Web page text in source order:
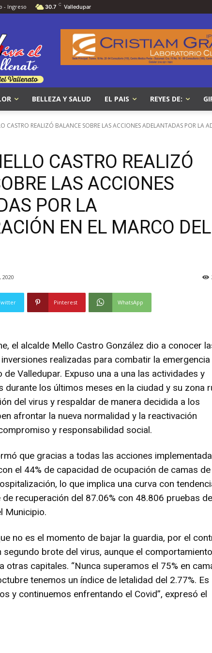
- Ingreso 30.7 C Valledupar
BELLEZA Y SALUD EL PAIS REYES DE:
CASTRO REALIZÓ BALANCE SOBRE LAS ACCIONES ADELANTADAS POR LA
CASTRO REALIZÓ
LAS ACCIONES
POR LA
EN EL MARCO DEL
Pinterest WhatsApp
el alcalde Mello Castro González dio a conocer
realizadas para combatir la emergencia
de Valledupar. Expuso una a una las actividades y
durante los últimos meses en la ciudad y su zona
del virus y respaldar de manera decidida a los
afrontar la nueva normalidad y la reactivación
y responsabilidad social.
que gracias a todas las acciones
el 44% de capacidad de ocupación de camas de
lo que implica una curva con
recuperación del 87.06% con 48.806 pruebas
Municipio.
no es el momento de bajar la guardia, por el
brote del virus, aunque el
otras capitales. “Nunca superamos el 75% en
tenemos un índice de letalidad del 2.77%. Es
y continuemos enfrentando el Covid”, expresó el